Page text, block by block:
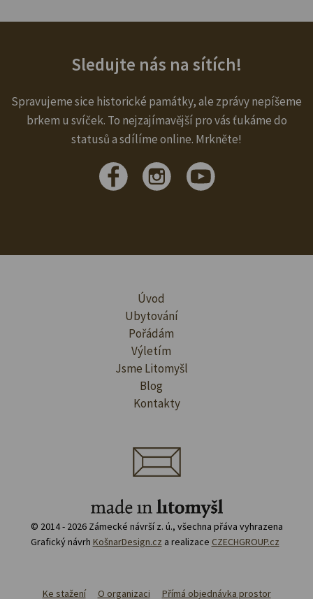
Sledujte nás na sítích!
Spravujeme sice historické památky, ale zprávy nepíšeme
brkem u svíček. To nejzajímavější pro vás ťukáme do
statusů a sdílíme online. Mrkněte!
Úvod
Ubytování
Pořádám
Výletím
Jsme Litomyšl
Blog
Kontakty
© 2014 - 2026 Zámecké návrší z. ú., všechna přáva vyhrazena
Grafický návrh KošnarDesign.cz a realizace CZECHGROUP.cz
Ke stažení O organizaci Přímá objednávka prostor